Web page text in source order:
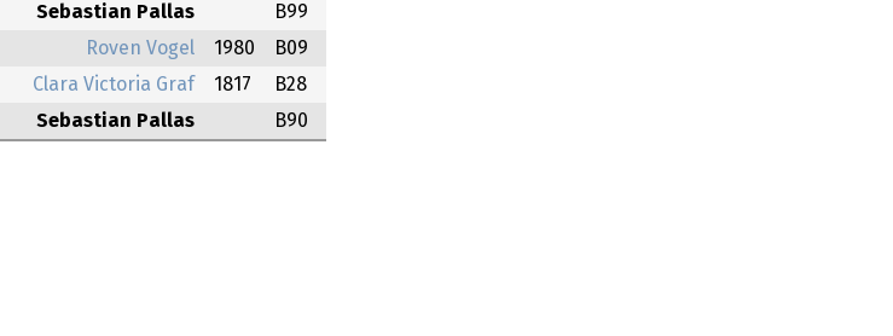
Sebastian Pallas
B99
Roven Vogel 1980
B09
Clara Victoria Graf 1817
B28
Sebastian Pallas B90